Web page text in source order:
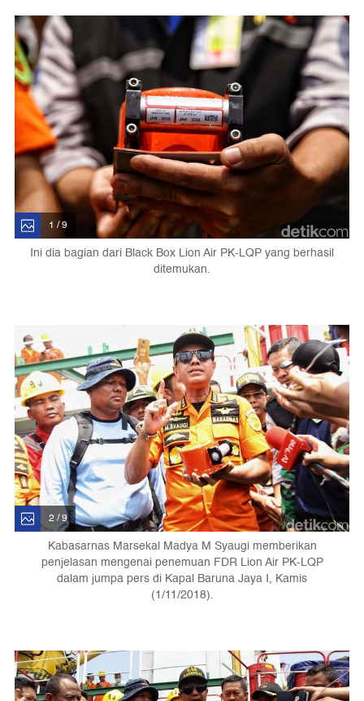
1 / 9
Ini dia bagian dari Black Box Lion Air PK-LQP yang berhasil
ditemukan.
2 / 9
Kabasarnas Marsekal Madya M Syaugi memberikan
penjelasan mengenai penemuan FDR Lion Air PK-LQP
dalam jumpa pers di Kapal Baruna Jaya I, Kamis
(1/11/2018).